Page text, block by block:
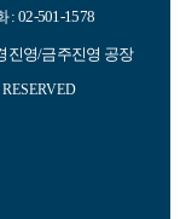
: 02-501-1578
진영/금주진영 공장